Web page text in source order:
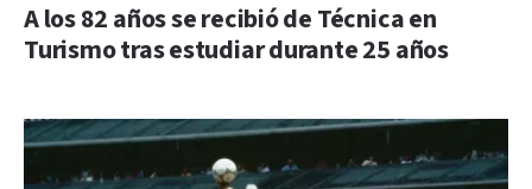
A los 82 años se recibió de Técnica en
Turismo tras estudiar durante 25 años